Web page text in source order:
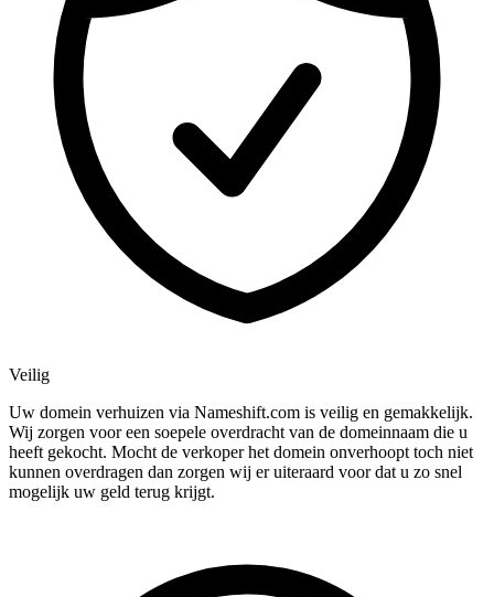
Veilig
Uw domein verhuizen via Nameshift.com is veilig en gemakkelijk.
Wij zorgen voor een soepele overdracht van de domeinnaam die u
heeft gekocht. Mocht de verkoper het domein onverhoopt toch niet
kunnen overdragen dan zorgen wij er uiteraard voor dat u zo snel
mogelijk uw geld terug krijgt.